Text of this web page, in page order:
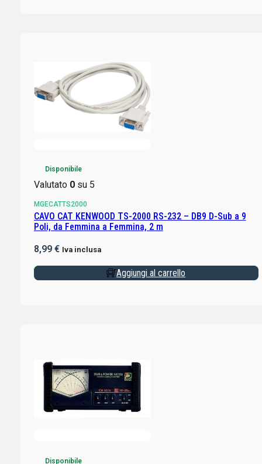
Disponibile
Valutato 0su 5
MGECATTS2000
CAVO CAT KENWOOD TS-2000 RS-232 – DB9 D-Sub a 9
Poli, da Femmina a Femmina, 2 m
8,99 € Iva inclusa
Aggiungi al carrello
Disponibile